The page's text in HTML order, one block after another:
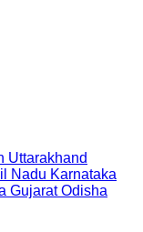
Uttarakhand
Nadu Karnataka
Gujarat Odisha